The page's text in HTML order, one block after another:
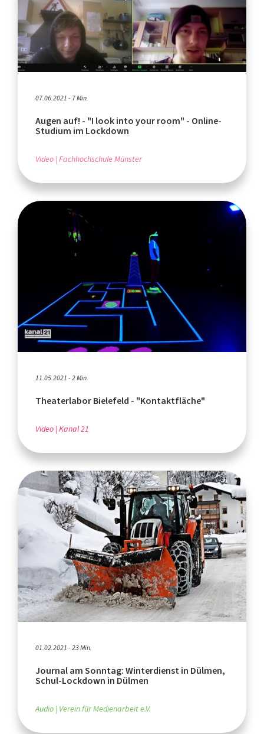
07.06.2021 - 7 Min.
Augen auf! - "I look into your room" - Online-
Studium im Lockdown
Video Fachhochschule Münster
11.05.2021 - 2 Min.
Theaterlabor Bielefeld - "Kontaktfläche"
Video Kanal 21
01.02.2021 - 23 Min.
Journal am Sonntag: Winterdienst in Dülmen,
Schul-Lockdown in Dülmen
Audio Verein für Medienarbeit e.V.